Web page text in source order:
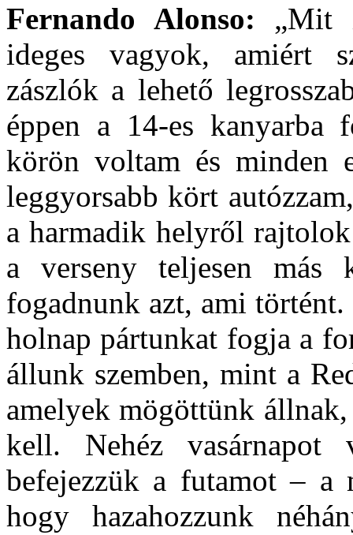
Fernando Alonso: „Mit
ideges vagyok, amiért
zászlók a lehető
éppen a 14-es kanyarba
körön voltam és minden
leggyorsabb kört
a harmadik helyről
a verseny teljesen
fogadnunk azt, ami
holnap pártunkat fogja a
állunk szemben, mint a
amelyek mögöttünk
kell. Nehéz
befejezzük a futamot – a
hogy hazahozzunk